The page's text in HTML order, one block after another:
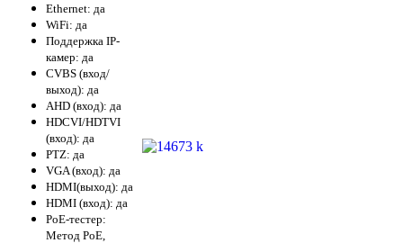
Ethernet: да
WiFi: да
Поддержка IP-
камер: да
CVBS (вход/
выход): да
AHD (вход): да
HDCVI/HDTVI
(вход): да
PTZ: да
VGA (вход): да
HDMI(выход): да
HDMI (вход): да
PoE-тестер:
Метод PoE,